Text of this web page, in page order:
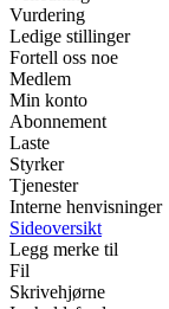
Vurdering
Ledige stillinger
Fortell oss noe
Medlem
Min konto
Abonnement
Laste
Styrker
Tjenester
Interne henvisninger
Sideoversikt
Legg merke til
Fil
Skrivehjørne